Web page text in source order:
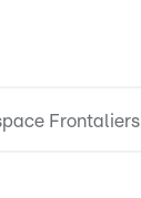
Frontaliers